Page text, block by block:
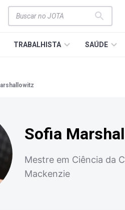
TRABALHISTA SAÚDE
Sofia
Mestre em Ciência da
Mackenzie